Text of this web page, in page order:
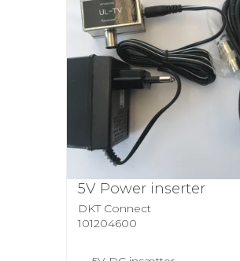
5V Power inserter
DKT Connect
101204600